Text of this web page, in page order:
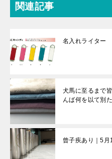
関連記事
名入れライタ
犬馬に至るまで
んば何を以て別
曾子疾あり｜5月